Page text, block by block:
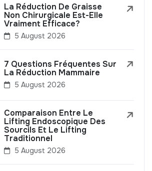
La Réduction De Graisse
Non Chirurgicale Est-Elle
Vraiment Efficace?
5 August 2026
7 Questions Fréquentes Sur
La Réduction Mammaire
5 August 2026
Comparaison Entre Le
Lifting Endoscopique Des
Sourcils Et Le Lifting
Traditionnel
5 August 2026